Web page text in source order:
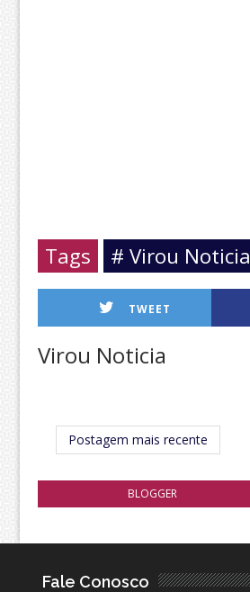
Tags # Virou Noticia
TWEET
Virou Noticia
Postagem mais recente
BLOGGER
Fale Conosco